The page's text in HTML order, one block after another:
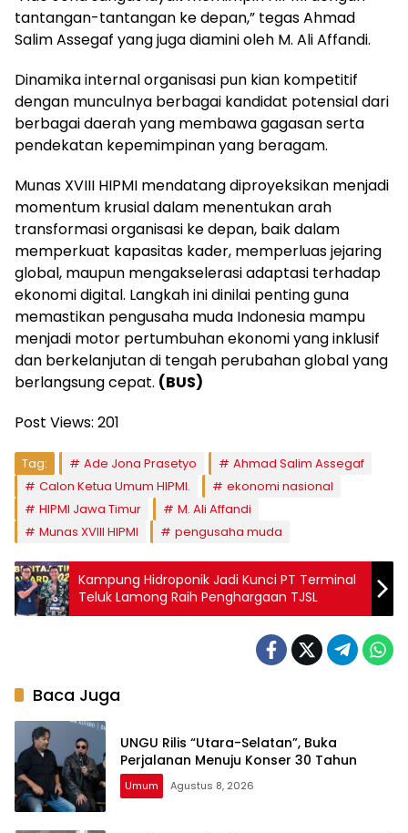
tantangan-tantangan ke depan,” tegas Ahmad
Salim Assegaf yang juga diamini oleh M. Ali Affandi.
Dinamika internal organisasi pun kian kompetitif
dengan munculnya berbagai kandidat potensial dari
berbagai daerah yang membawa gagasan serta
pendekatan kepemimpinan yang beragam.
Munas XVIII HIPMI mendatang diproyeksikan menjadi
momentum krusial dalam menentukan arah
transformasi organisasi ke depan, baik dalam
memperkuat kapasitas kader, memperluas jejaring
global, maupun mengakselerasi adaptasi terhadap
ekonomi digital. Langkah ini dinilai penting guna
memastikan pengusaha muda Indonesia mampu
menjadi motor pertumbuhan ekonomi yang inklusif
dan berkelanjutan di tengah perubahan global yang
berlangsung cepat. (BUS)
Post Views: 201
Tag: Ade Jona Prasetyo
Ahmad Salim Assegaf
Calon Ketua Umum HIPMI.
ekonomi nasional
HIPMI Jawa Timur
M. Ali Affandi
Munas XVIII HIPMI
pengusaha muda
Kampung Hidroponik Jadi Kunci PT Terminal
Teluk Lamong Raih Penghargaan TJSL
Baca Juga
UNGU Rilis “Utara-Selatan”, Buka
Perjalanan Menuju Konser 30 Tahun
Umum Agustus 8, 2026